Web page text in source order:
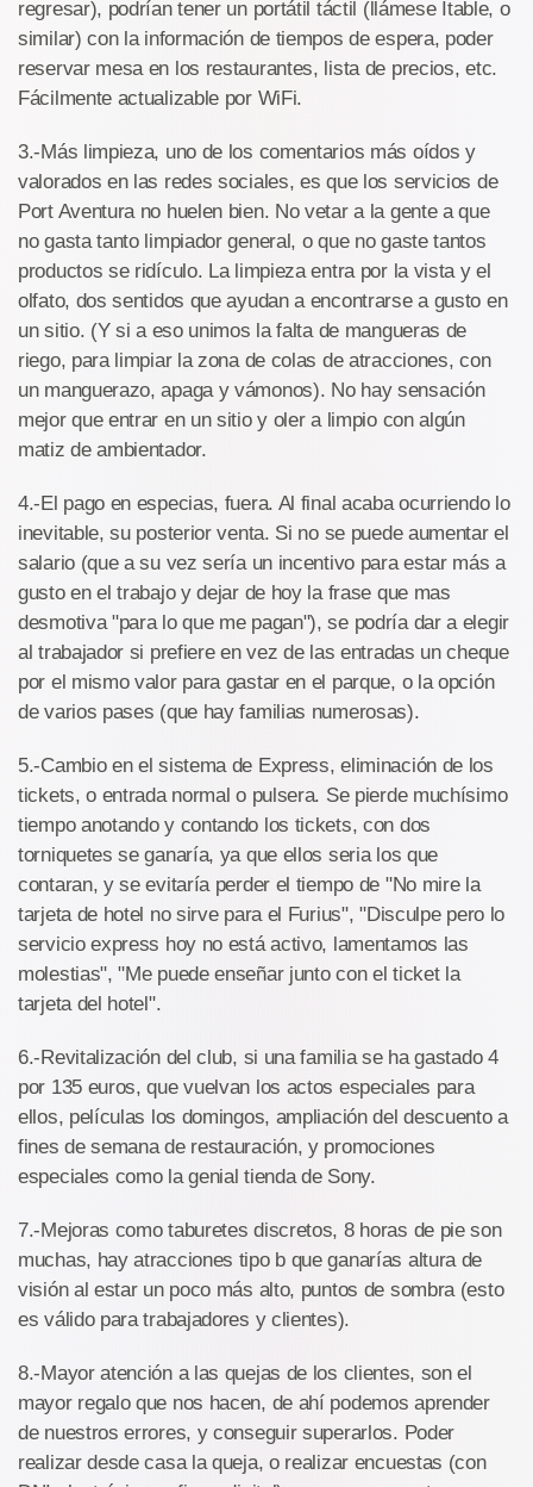
regresar), podrían tener un portátil táctil (llámese Itable, o
similar) con la información de tiempos de espera, poder
reservar mesa en los restaurantes, lista de precios, etc.
Fácilmente actualizable por WiFi.
3.-Más limpieza, uno de los comentarios más oídos y
valorados en las redes sociales, es que los servicios de
Port Aventura no huelen bien. No vetar a la gente a que
no gasta tanto limpiador general, o que no gaste tantos
productos se ridículo. La limpieza entra por la vista y el
olfato, dos sentidos que ayudan a encontrarse a gusto en
un sitio. (Y si a eso unimos la falta de mangueras de
riego, para limpiar la zona de colas de atracciones, con
un manguerazo, apaga y vámonos). No hay sensación
mejor que entrar en un sitio y oler a limpio con algún
matiz de ambientador.
4.-El pago en especias, fuera. Al final acaba ocurriendo lo
inevitable, su posterior venta. Si no se puede aumentar el
salario (que a su vez sería un incentivo para estar más a
gusto en el trabajo y dejar de hoy la frase que mas
desmotiva "para lo que me pagan"), se podría dar a elegir
al trabajador si prefiere en vez de las entradas un cheque
por el mismo valor para gastar en el parque, o la opción
de varios pases (que hay familias numerosas).
5.-Cambio en el sistema de Express, eliminación de los
tickets, o entrada normal o pulsera. Se pierde muchísimo
tiempo anotando y contando los tickets, con dos
torniquetes se ganaría, ya que ellos seria los que
contaran, y se evitaría perder el tiempo de "No mire la
tarjeta de hotel no sirve para el Furius", "Disculpe pero lo
servicio express hoy no está activo, lamentamos las
molestias", "Me puede enseñar junto con el ticket la
tarjeta del hotel".
6.-Revitalización del club, si una familia se ha gastado 4
por 135 euros, que vuelvan los actos especiales para
ellos, películas los domingos, ampliación del descuento a
fines de semana de restauración, y promociones
especiales como la genial tienda de Sony.
7.-Mejoras como taburetes discretos, 8 horas de pie son
muchas, hay atracciones tipo b que ganarías altura de
visión al estar un poco más alto, puntos de sombra (esto
es válido para trabajadores y clientes).
8.-Mayor atención a las quejas de los clientes, son el
mayor regalo que nos hacen, de ahí podemos aprender
de nuestros errores, y conseguir superarlos. Poder
realizar desde casa la queja, o realizar encuestas (con